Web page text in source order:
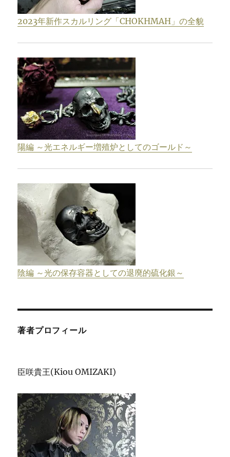
2023年新作スカルリング「CHOKHMAH」の全貌
陽編 ～光エネルギー増殖炉としてのゴールド～
陰編 ～光の保存容器としての退廃的硫化銀～
著者プロフィール
臣咲貴王(Kiou OMIZAKI)